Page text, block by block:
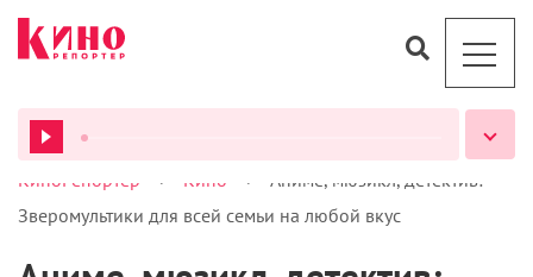
ВСЕ ПОДКАСТЫ
КиноРепортер > Кино >
Аниме, мюзикл, детектив:
Зверомультики для всей семьи на любой вкус